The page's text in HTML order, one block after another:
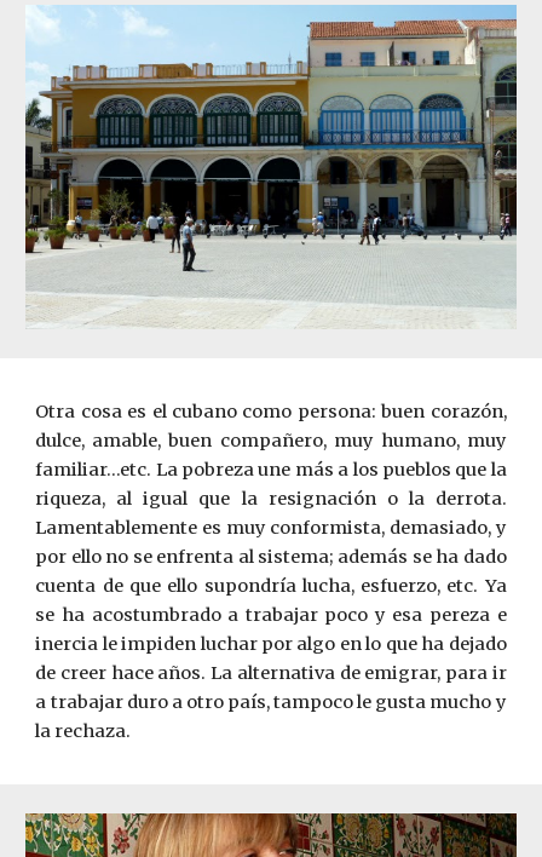
Otra cosa es el cubano como persona: buen corazón,
dulce, amable, buen compañero, muy humano, muy
familiar…etc. La pobreza une más a los pueblos que la
riqueza, al igual que la resignación o la derrota.
Lamentablemente es muy conformista, demasiado, y
por ello no se enfrenta al sistema; además se ha dado
cuenta de que ello supondría lucha, esfuerzo, etc. Ya
se ha acostumbrado a trabajar poco y esa pereza e
inercia le impiden luchar por algo en lo que ha dejado
de creer hace años. La alternativa de emigrar, para ir
a trabajar duro a otro país, tampoco le gusta mucho y
la rechaza.